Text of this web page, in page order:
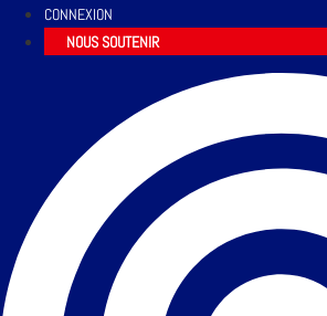
CONNEXION
NOUS SOUTENIR